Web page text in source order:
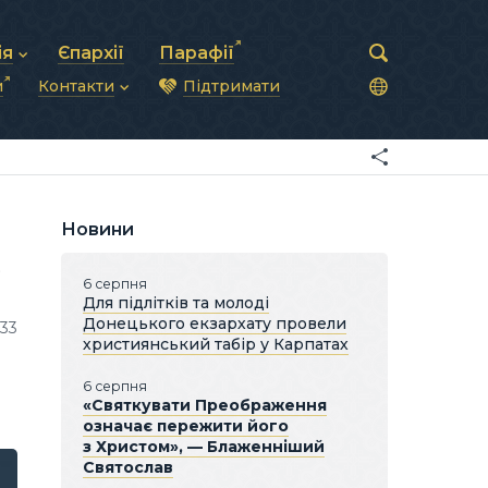
рада
та комунікації
Єпархії Парафії
Контакти
Синоди Єпископів
Патріарша курія
Підтримати
Новини
6 серпня
Для підлітків та молоді
Донецького екзархату провели
християнський табір у Карпатах
6 серпня
«Святкувати Преображення
означає пережити його
з Христом», — Блаженніший
Святослав